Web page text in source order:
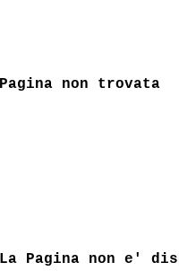
Pagina non trovata
La Pagina non e'